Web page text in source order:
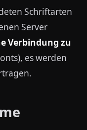
Schriftarten
Server
Verbindung zu
es werden